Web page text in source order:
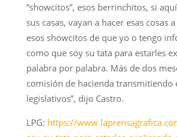
“showcitos”, esos berrinchitos, si
sus casas, vayan a hacer esas cosas
esos showcitos de que yo o tengo
como que soy su tata para estarles
palabra por palabra. Más de dos
comisión de hacienda transmitiendo
legislativos”, dijo Castro.
LPG: https://